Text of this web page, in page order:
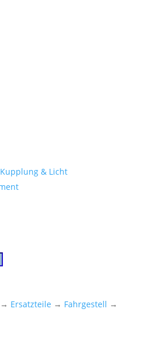
& Licht
→ Ersatzteile → Fahrgestell →